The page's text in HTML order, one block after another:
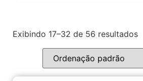
Exibindo 17–32 de 56 resultados